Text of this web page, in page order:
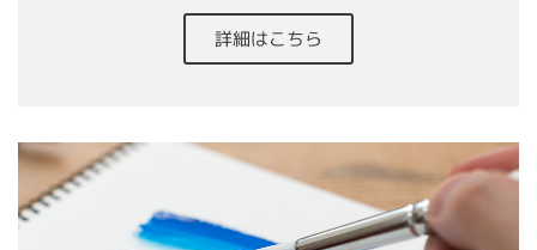
詳細はこちら